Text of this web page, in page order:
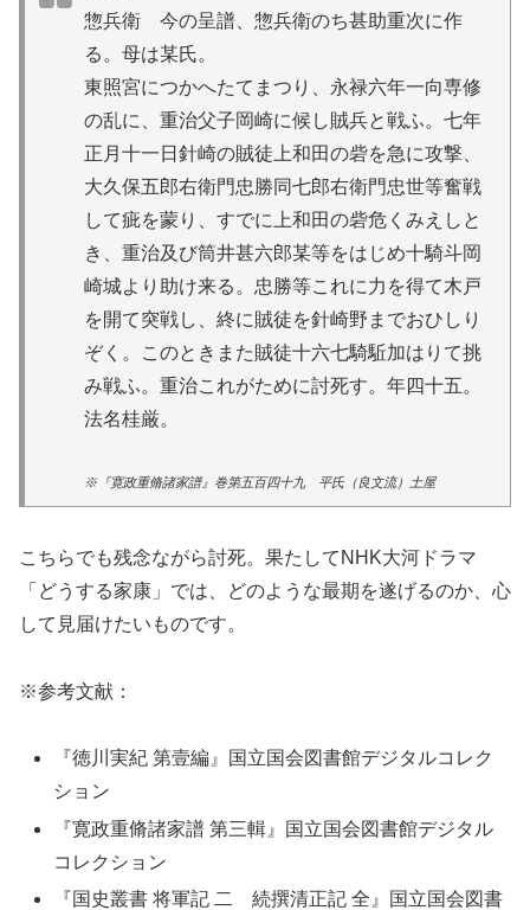
惣兵衛 今の呈譜、惣兵衛のち甚助重次に作
る。母は某氏。
東照宮につかへたてまつり、永禄六年一向専修
の乱に、重治父子岡崎に候し賊兵と戦ふ。七年
正月十一日針崎の賊徒上和田の砦を急に攻撃、
大久保五郎右衛門忠勝同七郎右衛門忠世等奮戦
して疵を蒙り、すでに上和田の砦危くみえしと
き、重治及び筒井甚六郎某等をはじめ十騎斗岡
崎城より助け来る。忠勝等これに力を得て木戸
を開て突戦し、終に賊徒を針崎野までおひしり
ぞく。このときまた賊徒十六七騎駈加はりて挑
み戦ふ。重治これがために討死す。年四十五。
法名桂厳。
※『寛政重脩諸家譜』巻第五百四十九 平氏（良文流）土屋
こちらでも残念ながら討死。果たしてNHK大河ドラマ
「どうする家康」では、どのような最期を遂げるのか、心
して見届けたいものです。
※参考文献：
『徳川実紀 第壹編』国立国会図書館デジタルコレク
ション
『寛政重脩諸家譜 第三輯』国立国会図書館デジタル
コレクション
『国史叢書 将軍記 二 続撰清正記 全』国立国会図書